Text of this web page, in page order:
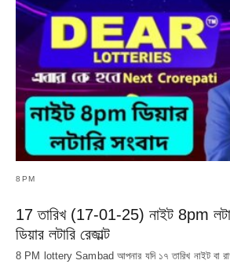
8PM
17 তারিখ (17-01-25) নাইট 8pm
ডিয়ার লটারি রেজাল্ট
8 PM lottery Sambad আপনার যদি ১৭ তারিখ নাইট বা